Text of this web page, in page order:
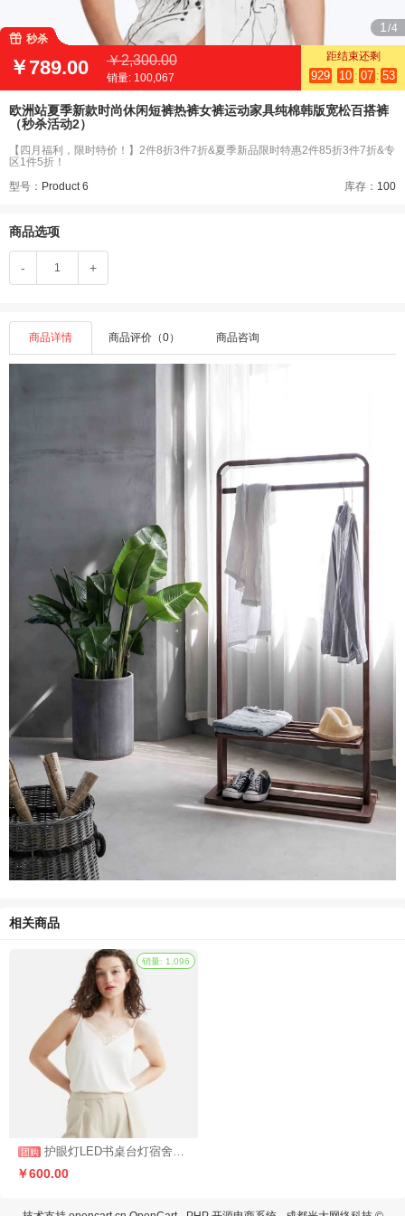
1 /4
 秒杀
￥789.00 ￥2,300.00
销量: 100,067
距结束还剩
929 10 07 53
欧洲站夏季新款时尚休闲短裤热裤女裤运动家具纯棉韩版宽松百搭裤
（秒杀活动2）
【四月福利，限时特价！】2件8折3件7折&夏季新品限时特惠2件85折3件7折&专
区1件5折！
型号： Product 6 库存： 100
商品选项
- +
商品详情 商品评价（0） 商品咨询
相关商品
护眼灯LED书桌台灯宿舍卧室床头灯（拼团活动3）
￥600.00